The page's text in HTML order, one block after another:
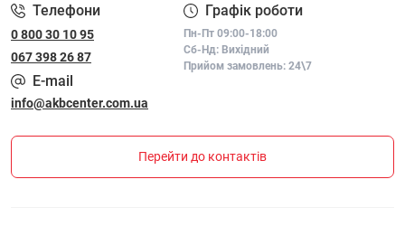
Телефони
0 800 30 10 95
067 398 26 87
Графік роботи
Пн-Пт 09:00-18:00
Сб-Нд: Вихідний
Прийом замовлень: 24\7
E-mail
info@akbcenter.com.ua
Перейти до контактів